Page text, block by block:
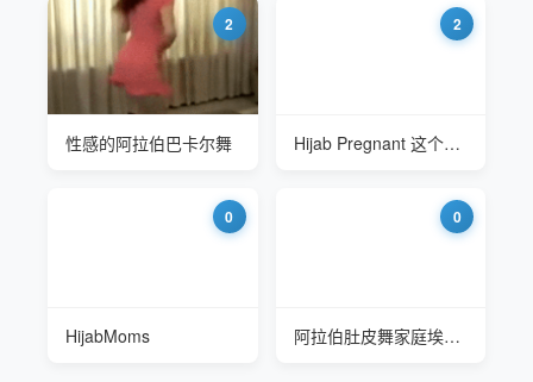
2
性感的阿拉伯巴卡尔舞
2
Hijab Pregnant 这个怀的是双胞胎吧
0
HijabMoms
0
阿拉伯肚皮舞家庭埃及舞蹈